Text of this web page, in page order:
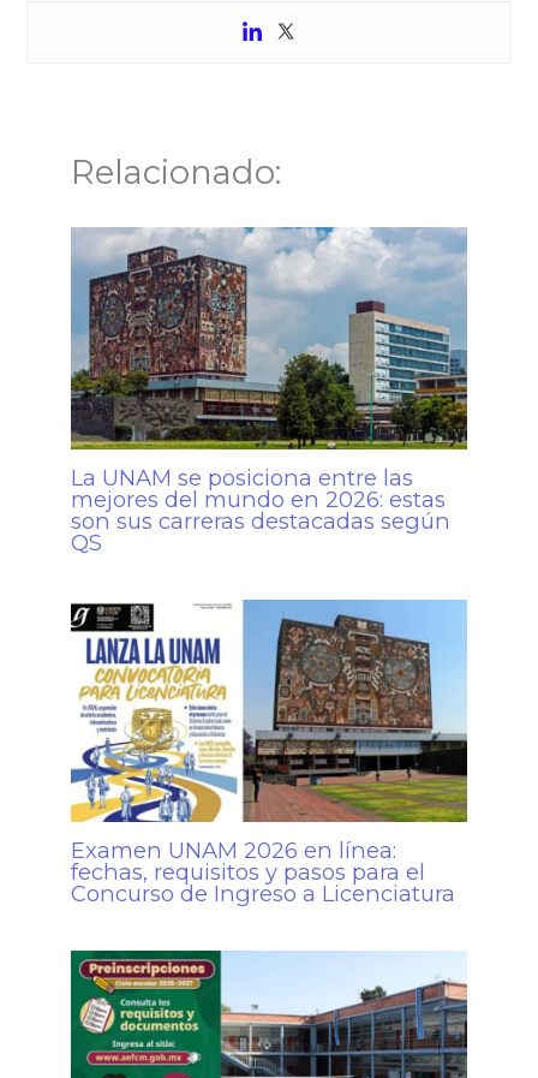
Relacionado:
La UNAM se posiciona entre las
mejores del mundo en 2026: estas
son sus carreras destacadas según
QS
Examen UNAM 2026 en línea:
fechas, requisitos y pasos para el
Concurso de Ingreso a Licenciatura